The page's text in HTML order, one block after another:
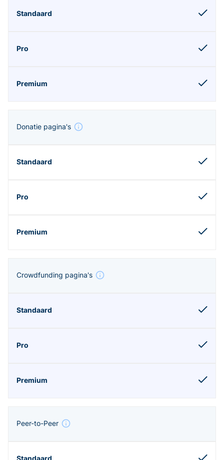
Donatie pagina's
Crowdfunding pagina's
Peer-to-Peer